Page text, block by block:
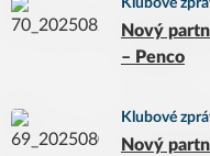
Klubové
Nový
– Penco
Klubové
Nový